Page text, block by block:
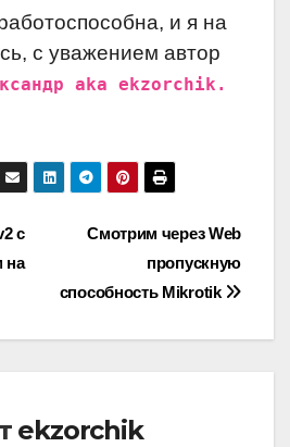
и я на
с уважением автор
aka ekzorchik.
Смотрим через Web
пропускную
способность Mikrotik
с
на
ekzorchik